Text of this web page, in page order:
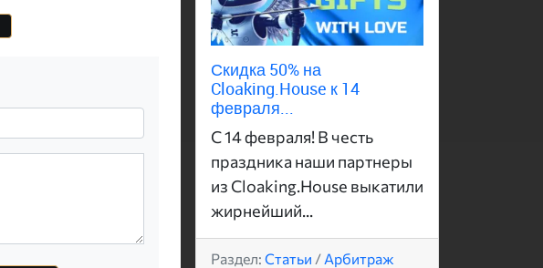
Скидка 50% на
Cloaking.House к 14
февраля...
С 14 февраля! В честь
праздника наши партнеры
из Cloaking.House выкатили
жирнейший...
Раздел: Статьи / Арбитраж